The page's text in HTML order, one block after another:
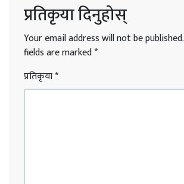
प्रतिकृया दिनुहोस्
Your email address will not be published.
fields are marked*
प्रतिकृया*